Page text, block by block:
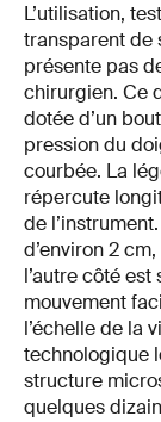
L’utilisation,
transparent de
présente pas
chirurgien. Ce
dotée d’un
pression du
courbée. La
répercute
de
d’environ 2
l’autre côté
mouvement
l’échelle de la
technologique
structure
quelques